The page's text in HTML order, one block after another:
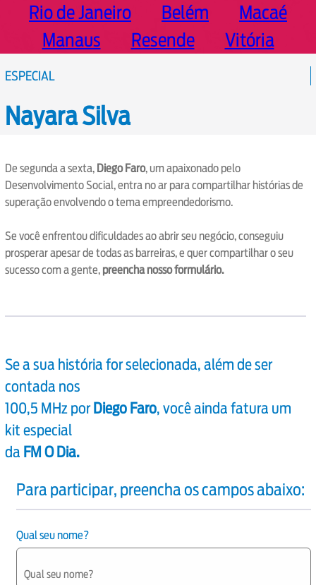
Rio de Janeiro Belém
Macaé
Manaus
Resende Vitória
ESPECIAL
Nayara Silva
De segunda a sexta, Diego Faro, um apaixonado pelo
Desenvolvimento Social, entra no ar para compartilhar histórias de
superação envolvendo o tema empreendedorismo.
Se você enfrentou dificuldades ao abrir seu negócio, conseguiu
prosperar apesar de todas as barreiras, e quer compartilhar o seu
sucesso com a gente, preencha nosso formulário.
Se a sua história for selecionada, além de ser
contada nos
100,5 MHz porDiego Faro, você ainda fatura um
kit especial
da FM O Dia.
Para participar, preencha os campos abaixo:
Qual seu nome?